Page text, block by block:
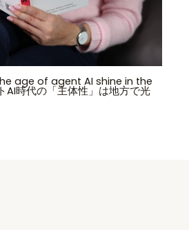
age of agent AI shine in the
AI時代の「主体性」は地方で光